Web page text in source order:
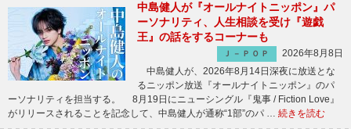
中島健人が『オールナイトニッポン』パ
ーソナリティ、人生相談を受け『遊戯
王』の話をするコーナーも
Ｊ－ＰＯＰ
2026年8月8日
中島健人が、2026年8月14日深夜に放送とな
るニッポン放送『オールナイトニッポン』のパ
ーソナリティを担当する。 8月19日にニューシングル『鬼事 / Fiction Love』
がリリースされることを記念して、中島健人が通称“1部”のパ … 続きを読む